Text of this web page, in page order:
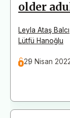
older
Leyla Ataş Balcı
Lütfü Hanoğlu
29 Nisan